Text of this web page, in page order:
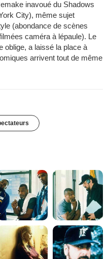
inavoué du Shadows
City), même sujet
(abondance de scènes
caméra à lépaule). Le
oblige, a laissé la place à
arrivent tout de même